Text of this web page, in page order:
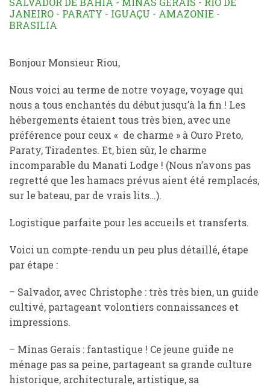
JANEIRO - PARATY - IGUAÇU - AMAZONIE -
BRASILIA
Bonjour Monsieur Riou,
Nous voici au terme de notre voyage, voyage qui
nous a tous enchantés du début jusqu’à la fin ! Les
hébergements étaient tous très bien, avec une
préférence pour ceux « de charme » à Ouro Preto,
Paraty, Tiradentes. Et, bien sûr, le charme
incomparable du Manati Lodge ! (Nous n’avons pas
regretté que les hamacs prévus aient été remplacés,
sur le bateau, par de vrais lits…).
Logistique parfaite pour les accueils et transferts.
Voici un compte-rendu un peu plus détaillé, étape
par étape :
– Salvador, avec Christophe : très très bien, un guide
cultivé, partageant volontiers connaissances et
impressions.
– Minas Gerais : fantastique ! Ce jeune guide ne
ménage pas sa peine, partageant sa grande culture
historique, architecturale, artistique, sa